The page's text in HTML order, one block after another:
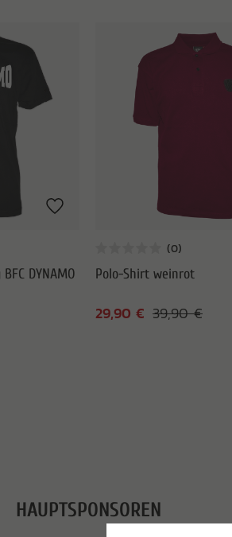
DYNAMO Polo-Shirt weinrot
39,90 €
29,90 €
HAUPTSPONSOREN